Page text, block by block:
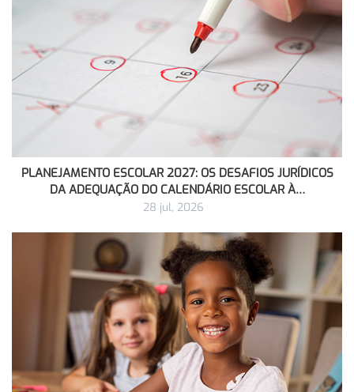
PLANEJAMENTO ESCOLAR 2027: OS DESAFIOS JURÍDICOS
DA ADEQUAÇÃO DO CALENDÁRIO ESCOLAR À…
28 jul, 2026